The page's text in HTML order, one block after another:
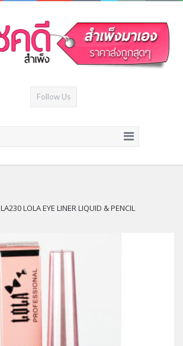
Follow Us
LA230 LOLA EYE LINER LIQUID & PENCIL